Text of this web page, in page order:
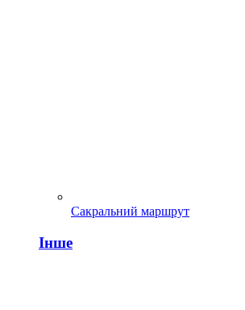
Сакральний маршрут
Інше